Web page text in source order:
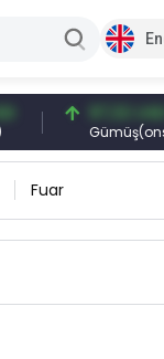
97,32 USD
Gümüş(ons)
Fuar